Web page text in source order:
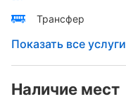
Трансфер
Показать все услуги
Наличие мест